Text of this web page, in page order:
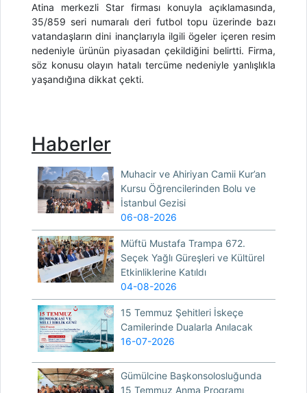
Atina merkezli Star firması konuyla açıklamasında,
35/859 seri numaralı deri futbol topu üzerinde bazı
vatandaşların dini inançlarıyla ilgili ögeler içeren resim
nedeniyle ürünün piyasadan çekildiğini belirtti. Firma,
söz konusu olayın hatalı tercüme nedeniyle yanlışlıkla
yaşandığına dikkat çekti.
Haberler
Muhacir ve Ahiriyan Camii Kur’an
Kursu Öğrencilerinden Bolu ve
İstanbul Gezisi
06-08-2026
Müftü Mustafa Trampa 672.
Seçek Yağlı Güreşleri ve Kültürel
Etkinliklerine Katıldı
04-08-2026
15 Temmuz Şehitleri İskeçe
Camilerinde Dualarla Anılacak
16-07-2026
Gümülcine Başkonsolosluğunda
15 Temmuz Anma Programı